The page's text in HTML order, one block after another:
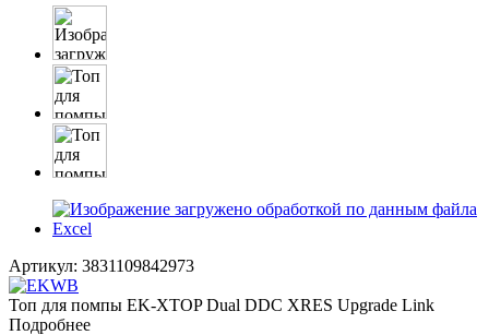
Артикул: 3831109842973
Топ для помпы EK-XTOP Dual DDC XRES Upgrade Link
Подробнее